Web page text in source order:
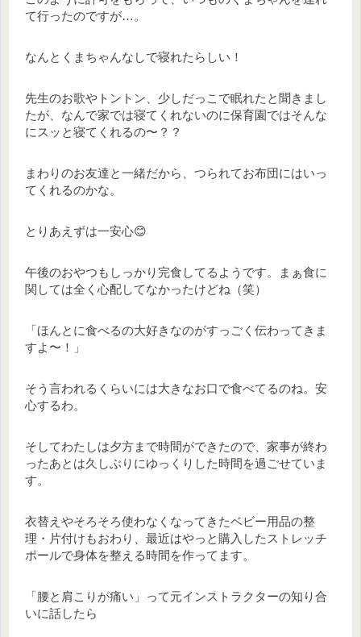
て行ったのですが…。
なんとくまちゃんなしで寝れたらしい！
先生のお歌やトントン、少しだっこで眠れたと聞きまし
たが、なんで家では寝てくれないのに保育園ではそんな
にスッと寝てくれるの〜？？
まわりのお友達と一緒だから、つられてお布団にはいっ
てくれるのかな。
とりあえずは一安心😊
午後のおやつもしっかり完食してるようです。まぁ食に
関しては全く心配してなかったけどね（笑）
「ほんとに食べるの大好きなのがすっごく伝わってきま
すよ〜！」
そう言われるくらいには大きなお口で食べてるのね。安
心するわ。
そしてわたしは夕方まで時間ができたので、家事が終わ
ったあとは久しぶりにゆっくりした時間を過ごせていま
す。
衣替えやそろそろ使わなくなってきたベビー用品の整
理・片付けもおわり、最近はやっと購入したストレッチ
ポールで身体を整える時間を作ってます。
「腰と肩こりが痛い」って元インストラクターの知り合
いに話したら